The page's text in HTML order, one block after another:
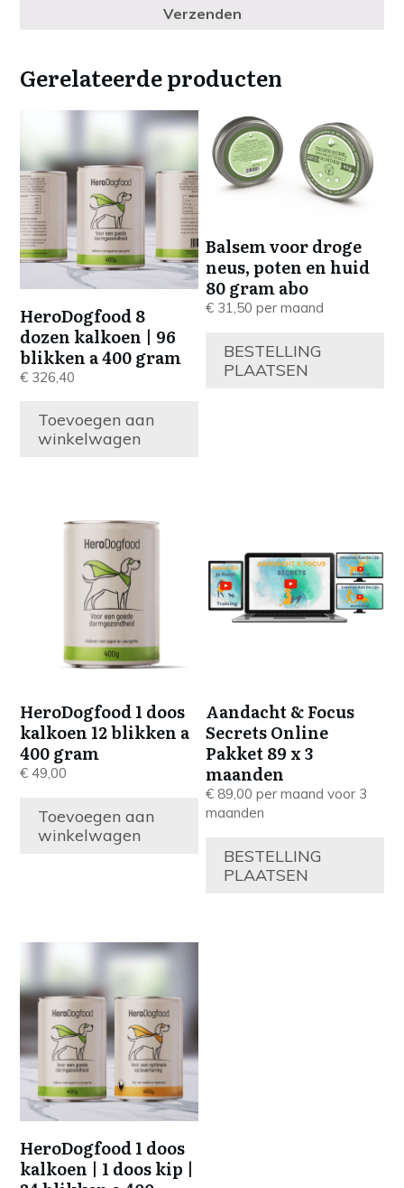
Verzenden
Gerelateerde producten
HeroDogfood 8
dozen kalkoen | 96
blikken a 400 gram
€ 326,40
Toevoegen aan
winkelwagen
Balsem voor droge
neus, poten en huid
80 gram abo
€ 31,50 per maand
BESTELLING
PLAATSEN
HeroDogfood 1 doos
kalkoen 12 blikken a
400 gram
€ 49,00
Toevoegen aan
winkelwagen
Aandacht & Focus
Secrets Online
Pakket 89 x 3
maanden
€ 89,00 per maand voor 3
maanden
BESTELLING
PLAATSEN
HeroDogfood 1 doos
kalkoen | 1 doos kip |